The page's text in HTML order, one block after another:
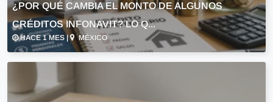
¿POR QUÉ CAMBIA EL MONTO DE ALGUNOS
CRÉDITOS INFONAVIT? LO Q...
HACE 1 MES | MÉXICO